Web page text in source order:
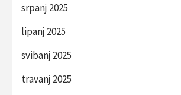
srpanj 2025
lipanj 2025
svibanj 2025
travanj 2025